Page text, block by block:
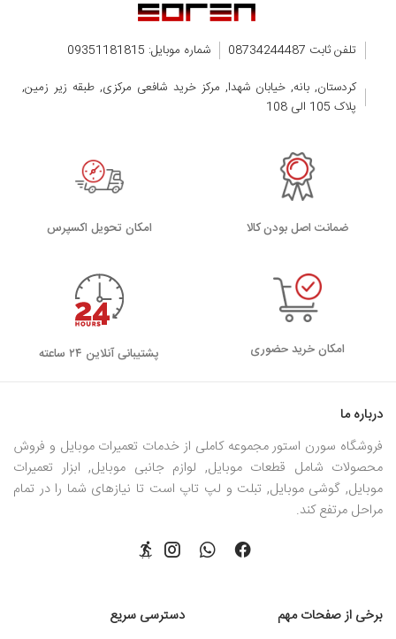
تلفن ثابت 08734244487
شماره موبایل: 09351181815
کردستان, بانه, خیابان شهدا, مرکز خرید شافعی مرکزی, طبقه زیر زمین,
پلاک 105 الی 108
ضمانت اصل بودن کالا اﻣﮑﺎن ﺗﺤﻮﯾﻞ اﮐﺴﭙﺮس
امکان خرید حضوری پشتیبانی آنلاین ۲۴ ساعته
درباره ما
فروشگاه سورن استور مجموعه کاملی از خدمات تعمیرات موبایل و فروش
محصولات شامل قطعات موبایل, لوازم جانبی موبایل, ابزار تعمیرات
موبایل, گوشی موبایل, تبلت و لپ تاپ است تا نیازهای شما را در تمام
مراحل مرتفع کند.
برخی از صفحات مهم دسترسی سریع